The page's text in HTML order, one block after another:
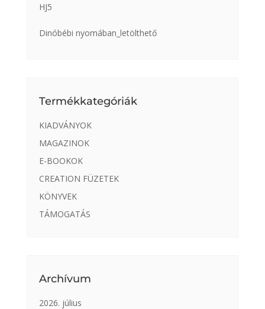
HJ5
Dinóbébi nyomában_letölthető
Termékkategóriák
KIADVÁNYOK
MAGAZINOK
E-BOOKOK
CREATION FÜZETEK
KÖNYVEK
TÁMOGATÁS
Archívum
2026. július